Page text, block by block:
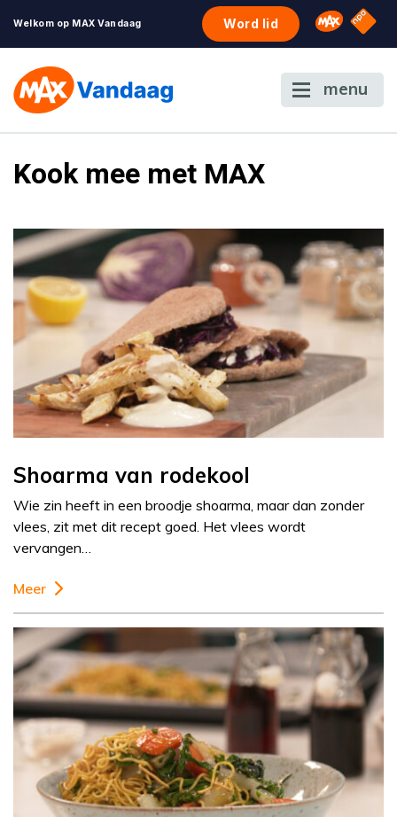
Welkom op MAX Vandaag Word lid Omroep
NPO
menu
Kook mee met MAX
Shoarma van rodekool
Wie zin heeft in een broodje shoarma, maar dan zonder
vlees, zit met dit recept goed. Het vlees wordt
vervangen…
Meer